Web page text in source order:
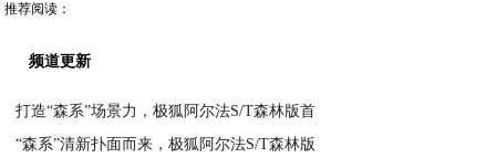
推荐阅读：
频道更新
打造“森系”场景力，极狐阿尔法S/T森林版首
“森系”清新扑面而来，极狐阿尔法S/T森林版